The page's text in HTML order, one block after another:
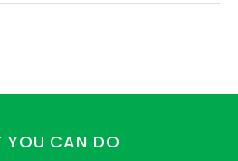
YOU CAN DO